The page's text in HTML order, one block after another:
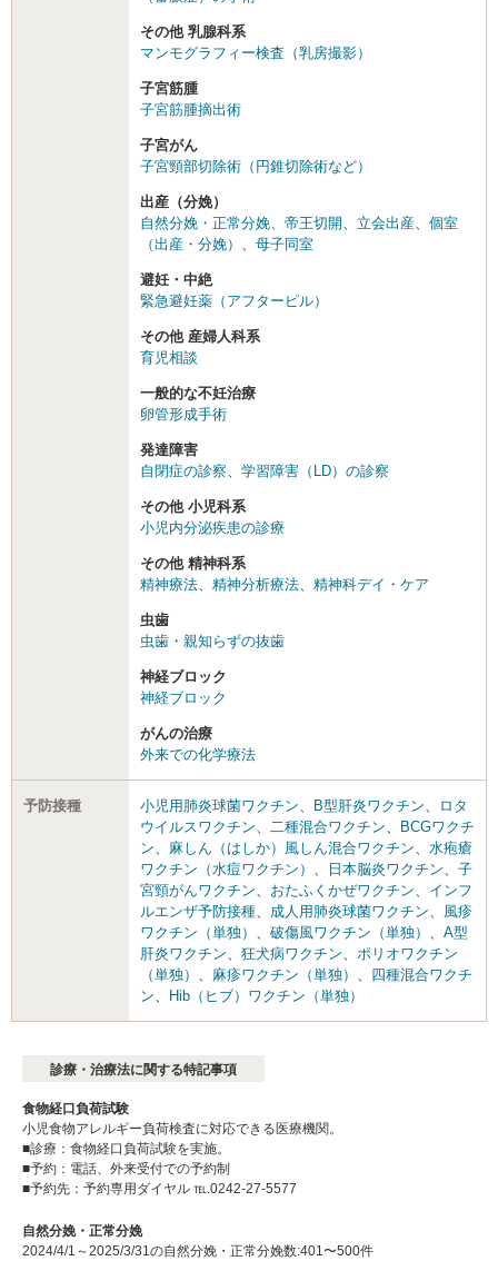
その他 乳腺科系
マンモグラフィー検査（乳房撮影）
子宮筋腫
子宮筋腫摘出術
子宮がん
子宮頸部切除術（円錐切除術など）
出産（分娩）
自然分娩・正常分娩
帝王切開 立会出産
個室
（出産・分娩）
母子同室
避妊・中絶
緊急避妊薬（アフターピル）
その他 産婦人科系
育児相談
一般的な不妊治療
卵管形成手術
発達障害
自閉症の診察
学習障害（LD）の診察
その他 小児科系
小児内分泌疾患の診療
その他 精神科系
精神療法
精神分析療法 精神科デイ・ケア
虫歯
虫歯・親知らずの抜歯
神経ブロック
神経ブロック
がんの治療
外来での化学療法
予防接種 小児用肺炎球菌ワクチン B型肝炎ワクチン
ロタ
ウイルスワクチン
二種混合ワクチン
BCGワクチ
ン
麻しん（はしか）風しん混合ワクチン
水疱瘡
ワクチン（水痘ワクチン）
日本脳炎ワクチン
子
宮頸がんワクチン
おたふくかぜワクチン
インフ
ルエンザ予防接種
成人用肺炎球菌ワクチン
風疹
ワクチン（単独）
破傷風ワクチン（単独）
A型
肝炎ワクチン
狂犬病ワクチン
ポリオワクチン
（単独）
麻疹ワクチン（単独）
四種混合ワクチ
ン
Hib（ヒブ）ワクチン（単独）
診療・治療法に関する特記事項
食物経口負荷試験
小児食物アレルギー負荷検査に対応できる医療機関。
■診療：食物経口負荷試験を実施。
■予約：電話、外来受付での予約制
■予約先：予約専用ダイヤル ℡.0242-27-5577
自然分娩・正常分娩
2024/4/1～2025/3/31の自然分娩・正常分娩数:401〜500件